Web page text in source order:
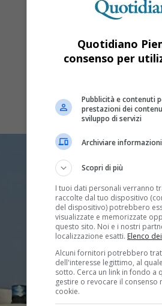
Quotidiano
consenso per
Pubblicità e contenuti
prestazioni dei
sviluppo di servizi
Archiviare
Scopri di più
I tuoi dati personali verranno
raccolte dal tuo dispositivo
del dispositivo) potrebbero
visualizzate e memorizzate
questo sito. Noi e i nostri
localizzazione esatti. Elenco
Alcuni fornitori potrebbero
dell'interesse legittimo, al
sotto. Cerca un link in fondo a
gestire o revocare il
cookie.